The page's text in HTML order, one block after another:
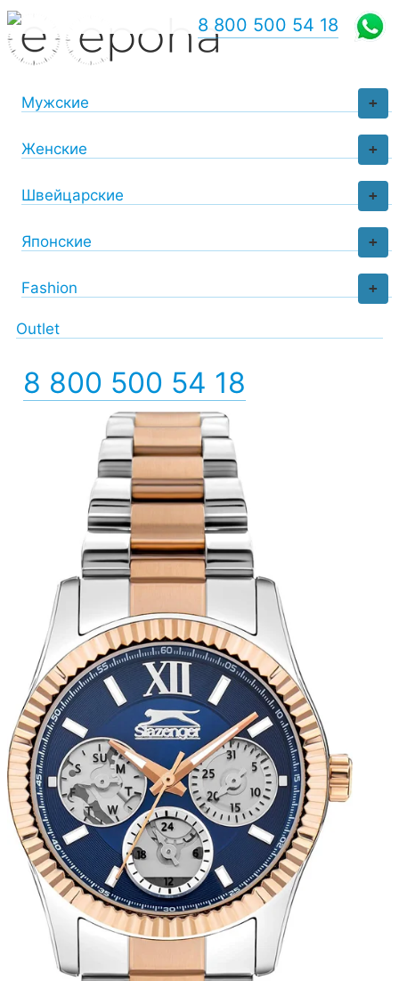
+
Мужские
+
Женские
+
Швейцарские
+
Японские
+
Fashion
Outlet
8 800 500 54 18
8 800 500 54 18